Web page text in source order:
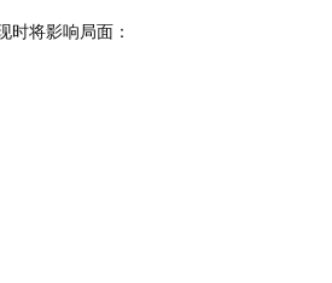
时将影响局面：